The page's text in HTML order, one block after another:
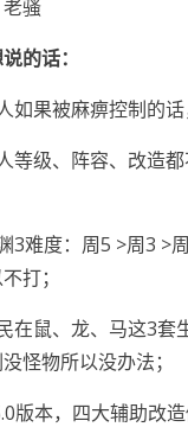
骚
的话：
如果被麻痹控制的
等级、阵容、改造
3难度：周5 >周3 >
打；
在鼠、龙、马这3套
怪物所以没办法；
版本，四大辅助改